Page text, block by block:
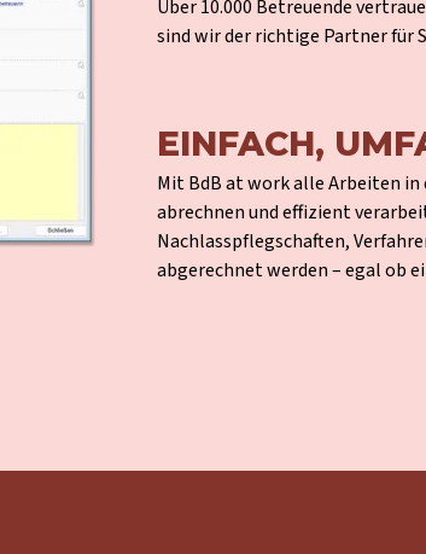
Über 10.000 Betreuende
sind wir der richtige Partner für
EINFACH,
Mit BdB at work alle Arbeiten
abrechnen und effizient
Nachlasspflegschaften,
abgerechnet werden – egal ob